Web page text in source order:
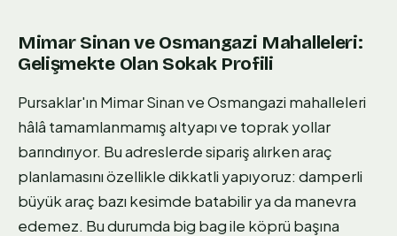
Mimar Sinan ve Osmangazi Mahalleleri:
Gelişmekte Olan Sokak Profili
Pursaklar'ın Mimar Sinan ve Osmangazi mahalleleri
hâlâ tamamlanmamış altyapı ve toprak yollar
barındırıyor. Bu adreslerde sipariş alırken araç
planlamasını özellikle dikkatli yapıyoruz: damperli
büyük araç bazı kesimde batabilir ya da manevra
edemez. Bu durumda big bag ile köprü başına